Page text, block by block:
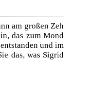
am großen Zeh
das zum Mond
und im
das, was Sigrid